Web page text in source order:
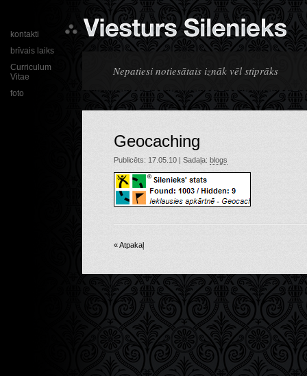
Nepatiesi notiesātais iznāk vēl stiprāks
kontakti
brīvais laiks
Curriculum
Vitae
foto
Geocaching
Publicēts: 17.05.10 | Sadaļa: blogs
« Atpakaļ